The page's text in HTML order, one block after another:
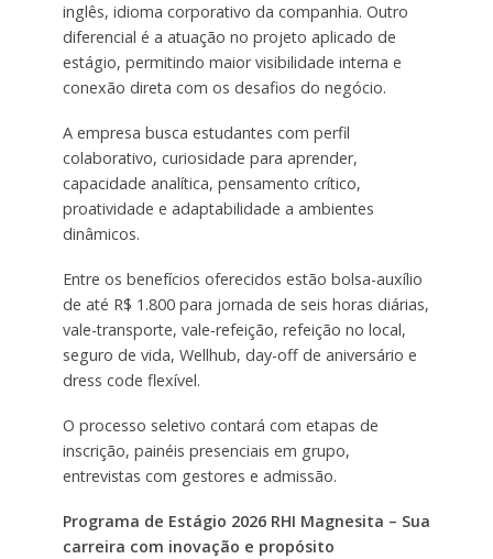
inglês, idioma corporativo da companhia. Outro
diferencial é a atuação no projeto aplicado de
estágio, permitindo maior visibilidade interna e
conexão direta com os desafios do negócio.
A empresa busca estudantes com perfil
colaborativo, curiosidade para aprender,
capacidade analítica, pensamento crítico,
proatividade e adaptabilidade a ambientes
dinâmicos.
Entre os benefícios oferecidos estão bolsa-auxílio
de até R$ 1.800 para jornada de seis horas diárias,
vale-transporte, vale-refeição, refeição no local,
seguro de vida, Wellhub, day-off de aniversário e
dress code flexível.
O processo seletivo contará com etapas de
inscrição, painéis presenciais em grupo,
entrevistas com gestores e admissão.
Programa de Estágio 2026 RHI Magnesita – Sua
carreira com inovação e propósito